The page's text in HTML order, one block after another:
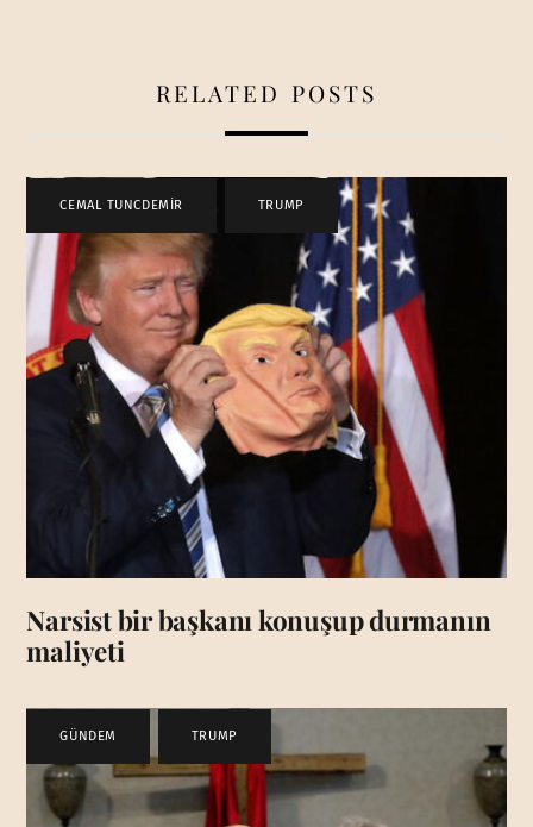
RELATED POSTS
CEMAL TUNCDEMİR TRUMP
Narsist bir başkanı konuşup durmanın
maliyeti
GÜNDEM TRUMP